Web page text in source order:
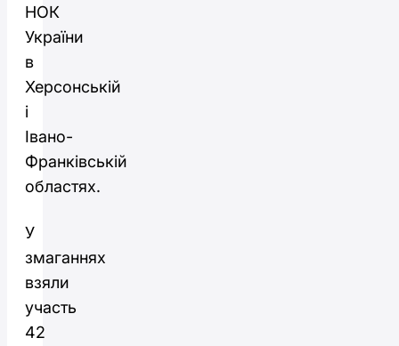
НОК
України
в
Херсонській
і
Івано-
Франківській
областях.
У
змаганнях
взяли
участь
42